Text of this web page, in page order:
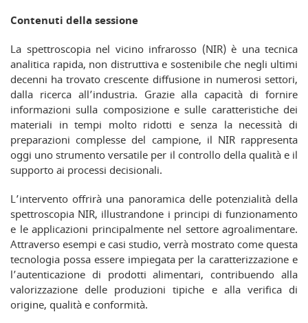
Contenuti della sessione
La spettroscopia nel vicino infrarosso (NIR) è una tecnica
analitica rapida, non distruttiva e sostenibile che negli ultimi
decenni ha trovato crescente diffusione in numerosi settori,
dalla ricerca all’industria. Grazie alla capacità di fornire
informazioni sulla composizione e sulle caratteristiche dei
materiali in tempi molto ridotti e senza la necessità di
preparazioni complesse del campione, il NIR rappresenta
oggi uno strumento versatile per il controllo della qualità e il
supporto ai processi decisionali.
L’intervento offrirà una panoramica delle potenzialità della
spettroscopia NIR, illustrandone i principi di funzionamento
e le applicazioni principalmente nel settore agroalimentare.
Attraverso esempi e casi studio, verrà mostrato come questa
tecnologia possa essere impiegata per la caratterizzazione e
l’autenticazione di prodotti alimentari, contribuendo alla
valorizzazione delle produzioni tipiche e alla verifica di
origine, qualità e conformità.